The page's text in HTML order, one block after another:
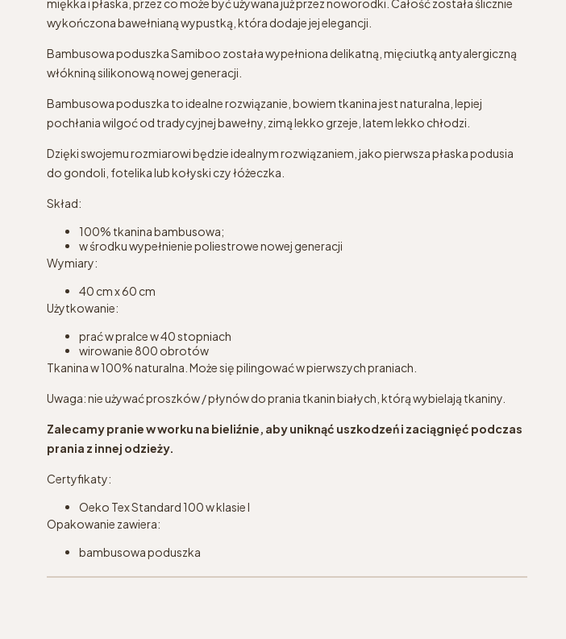
miękka i płaska, przez co może być używana już przez noworodki. Całość została ślicznie
wykończona bawełnianą wypustką, która dodaje jej elegancji.
Bambusowa poduszka Samiboo została wypełniona delikatną, mięciutką antyalergiczną
włókniną silikonową nowej generacji.
Bambusowa poduszka to idealne rozwiązanie, bowiem tkanina jest naturalna, lepiej
pochłania wilgoć od tradycyjnej bawełny, zimą lekko grzeje, latem lekko chłodzi.
Dzięki swojemu rozmiarowi będzie idealnym rozwiązaniem, jako pierwsza płaska podusia
do gondoli, fotelika lub kołyski czy łóżeczka.
Skład:
100% tkanina bambusowa;
w środku wypełnienie poliestrowe nowej generacji
Wymiary:
40 cm x 60 cm
Użytkowanie:
prać w pralce w 40 stopniach
wirowanie 800 obrotów
Tkanina w 100% naturalna. Może się pilingować w pierwszych praniach.
Uwaga: nie używać proszków / płynów do prania tkanin białych, którą wybielają tkaniny.
Zalecamy pranie w worku na bieliźnie, aby uniknąć uszkodzeń i zaciągnięć podczas
prania z innej odzieży.
Certyfikaty:
Oeko Tex Standard 100 w klasie I
Opakowanie zawiera:
bambusowa poduszka